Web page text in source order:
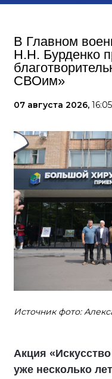
В Главном
Н.Н. Бурденко
СВОим»
07 августа 2026, 16:05
Источник фото:
Акция
уже несколько